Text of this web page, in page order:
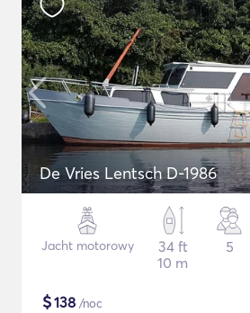
De Vries Lentsch D-1986
Jacht motorowy
34 ft
10 m
5
$138 /noc